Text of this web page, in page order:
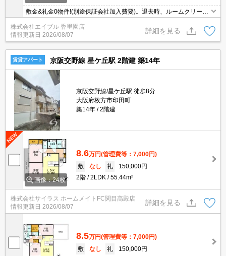
敷金&礼金0物件!(別途保証会社加入費要)。退去時、ルームクリーニ
ング料金66,000円。
株式会社エイブル 香里園店
情報更新日 2026/08/07
詳細を見る
賃貸アパート 京阪交野線 星ケ丘駅 2階建 築14年
京阪交野線/星ケ丘駅 徒歩8分
大阪府枚方市印田町
築14年
2階建
画像：24枚
8.6万円(管理費等：7,000円)
敷
なし 礼
150,000円
2階
2LDK 55.44m²
株式会社サイラス ホームメイトFC関目高殿店
情報更新日 2026/08/07
詳細を見る
8.5万円(管理費等：7,000円)
敷
なし 礼
150,000円